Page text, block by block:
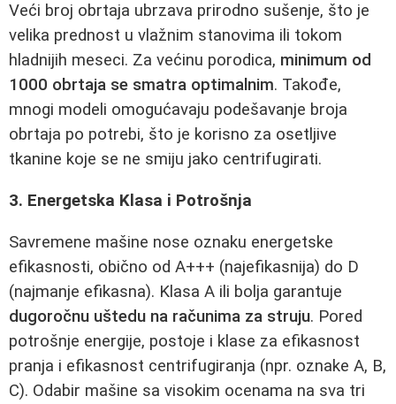
Veći broj obrtaja ubrzava prirodno sušenje, što je
velika prednost u vlažnim stanovima ili tokom
hladnijih meseci. Za većinu porodica, minimum od
1000 obrtaja se smatra optimalnim. Takođe,
mnogi modeli omogućavaju podešavanje broja
obrtaja po potrebi, što je korisno za osetljive
tkanine koje se ne smiju jako centrifugirati.
3. Energetska Klasa i Potrošnja
Savremene mašine nose oznaku energetske
efikasnosti, obično od A+++ (najefikasnija) do D
(najmanje efikasna). Klasa A ili bolja garantuje
dugoročnu uštedu na računima za struju. Pored
potrošnje energije, postoje i klase za efikasnost
pranja i efikasnost centrifugiranja (npr. oznake A, B,
C). Odabir mašine sa visokim ocenama na sva tri